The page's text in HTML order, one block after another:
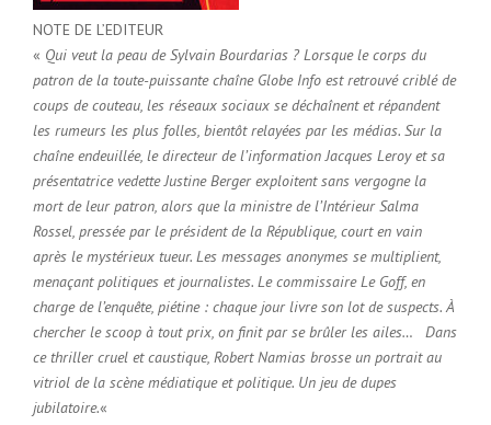
NOTE DE L’EDITEUR
« Qui veut la peau de Sylvain Bourdarias ? Lorsque le corps du
patron de la toute-puissante chaîne Globe Info est retrouvé criblé de
coups de couteau, les réseaux sociaux se déchaînent et répandent
les rumeurs les plus folles, bientôt relayées par les médias. Sur la
chaîne endeuillée, le directeur de l’information Jacques Leroy et sa
présentatrice vedette Justine Berger exploitent sans vergogne la
mort de leur patron, alors que la ministre de l’Intérieur Salma
Rossel, pressée par le président de la République, court en vain
après le mystérieux tueur. Les messages anonymes se multiplient,
menaçant politiques et journalistes. Le commissaire Le Goff, en
charge de l’enquête, piétine : chaque jour livre son lot de suspects. À
chercher le scoop à tout prix, on finit par se brûler les ailes… Dans
ce thriller cruel et caustique, Robert Namias brosse un portrait au
vitriol de la scène médiatique et politique. Un jeu de dupes
jubilatoire.«